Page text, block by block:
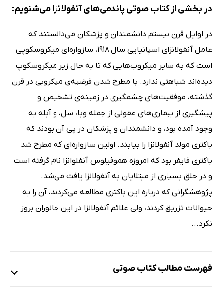
در بخشی از کتاب صوتی پاندمی‌های آنفولانزا می‌شنویم:
در اوایل قرن بیستم دانشمندان و پزشکان می‌دانستند که
عامل آنفولانزای اسپانیایی سال 1918، سازواره‌ای میکروسکوپی
است که به سایر میکروب‌هایی که تا به حال زیر میکروسکوپ
دیده‌اند شباهتی ندارد. با مطرح شدن فرضیه‌ی میکروبی در قرن
گذشته، موفقیت‌های چشمگیری در زمینه‌ی تشخیص و
پیشگیری از بیماری‌های عفونی از جمله وبا، سل، و آبله به
وجود آمده بود، و دانشمندان و پزشکان در پی آن بودند که
باکتری مولد آنفولانزا را بیابند. اولین سازواره‌ای که مطرح شد
باکتری فایفر بود که امروزه هموفیلوس آنفلوانزا نام گرفته است
و در حلق بسیاری از مبتلایان به آنفولانزا یافت می‌شد.
پژوهشگرانی که درباره این باکتری مطالعه می‌کردند، آن را به
حیوانات تزریق کردند، ولی علائم آنفولانزا در این جانوران بروز
نکرد...
فهرست مطالب کتاب صوتی